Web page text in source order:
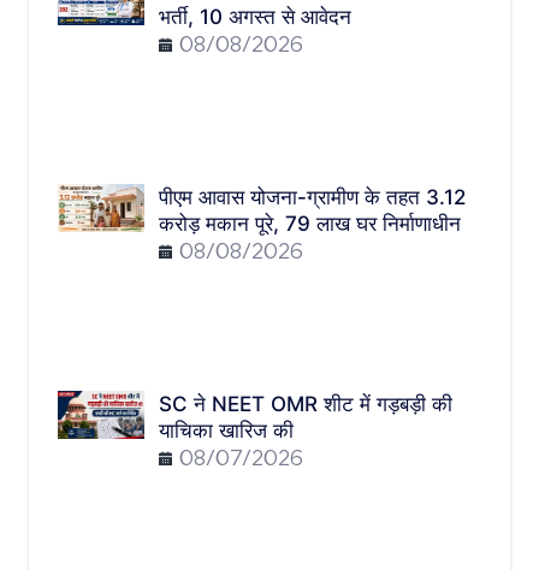
भर्ती, 10 अगस्त से आवेदन
08/08/2026
पीएम आवास योजना-ग्रामीण के तहत 3.12
करोड़ मकान पूरे, 79 लाख घर निर्माणाधीन
08/08/2026
SC ने NEET OMR शीट में गड़बड़ी की
याचिका खारिज की
08/07/2026